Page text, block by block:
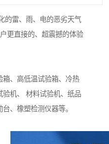
的雷、雨、电的恶劣天气
更直接的、超震撼的体验
箱、高低温试验箱、冷热
机、 材料试验机、纸品
、橡塑检测仪器等。